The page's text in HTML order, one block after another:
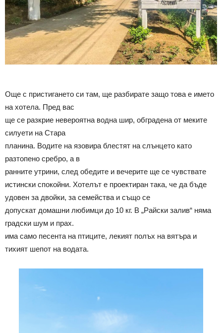
Още с пристигането си там, ще разбирате защо това е името
на хотела. Пред вас
ще се разкрие невероятна водна шир, обградена от меките
силуети на Стара
планина. Водите на язовира блестят на слънцето като
разтопено сребро, а в
ранните утрини, след обедите и вечерите ще се чувствате
истински спокойни. Хотелът е проектиран така, че да бъде
удовен за двойки, за семейства и също се
допускат домашни любимци до 10 кг. В „Райски залив“ няма
градски шум и прах.
има само песента на птиците, лекият полъх на вятъра и
тихият шепот на водата.